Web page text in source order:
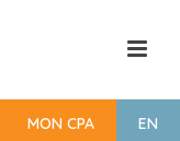
MON CPA EN